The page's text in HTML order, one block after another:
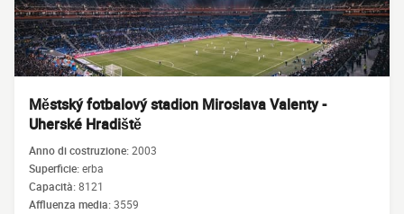
Městský fotbalový stadion Miroslava Valenty -
Uherské Hradiště
Anno di costruzione:2003
Superficie:erba
Capacità:8121
Affluenza media:3559